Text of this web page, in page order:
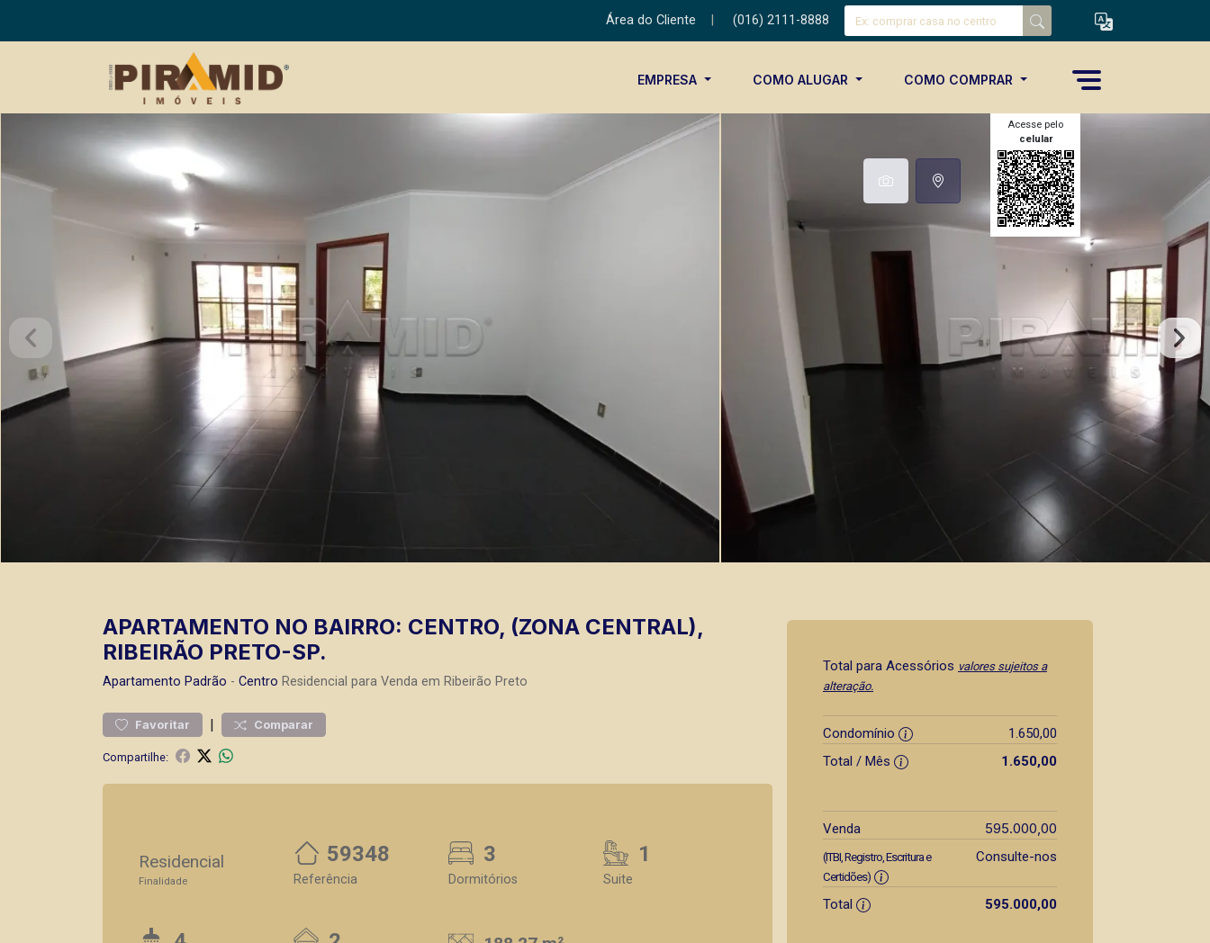
Área do Cliente (016) 2111-8888
EMPRESA COMO ALUGAR COMO COMPRAR
Acesse pelo
celular
APARTAMENTO NO BAIRRO: CENTRO, (ZONA CENTRAL),
RIBEIRÃO PRETO-SP.
Apartamento Padrão - Centro Residencial para Venda em Ribeirão Preto
Favoritar | Comparar
Compartilhe:
Residencial
Finalidade
59348
Referência
3
Dormitórios
1
Suite
Total para Acessórios valores sujeitos a
alteração.
Condomínio
1.650,00
Total / Mês
1.650,00
Venda 595.000,00
(ITBI, Registro, Escritura e
Certidões)
Consulte-nos
Total 595.000,00